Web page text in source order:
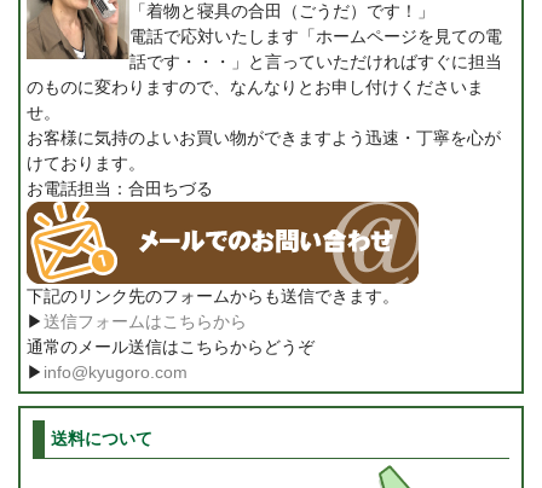
「着物と寝具の合田（ごうだ）です！」
電話で応対いたします「ホームページを見ての電
話です・・・」と言っていただければすぐに担当
のものに変わりますので、なんなりとお申し付けくださいま
せ。
お客様に気持のよいお買い物ができますよう迅速・丁寧を心が
けております。
お電話担当：合田ちづる
下記のリンク先のフォームからも送信できます。
▶送信フォームはこちらから
通常のメール送信はこちらからどうぞ
▶ info@kyugoro.com
送料について